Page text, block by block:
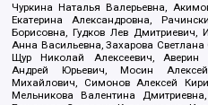
Чуркина Наталья Валерьевна,
Екатерина Александровна,
Борисовна, Гудков Лев
Анна Васильевна, Захарова
Щур Николай Алексеевич, Аверин
Андрей Юрьевич, Мосин
Михайлович, Симонов Алексей
Мельникова Валентина